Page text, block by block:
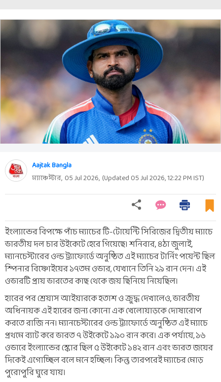
Aajtak Bangla
ম্যাঞ্চেস্টার, 05 Jul 2026, (Updated 05 Jul 2026, 12:22 PMIST)
ইংল্যান্ডের বিপক্ষে পাঁচ ম্যাচের টি-টোয়েন্টি সিরিজের দ্বিতীয় ম্যাচে
ভারতীয় দল চার উইকেটে হেরে গিয়েছে। শনিবার, ৪ঠা জুলাই,
ম্যানচেস্টারের ওল্ড ট্র্যাফোর্ডে অনুষ্ঠিত এই ম্যাচের টার্নিং পয়েন্ট ছিল
স্পিনার বিষ্ণোইয়ের ১৭তম ওভার, যেখানে তিনি ২৯ রান দেন। এই
ওভারটি প্রায় ভারতের কাছ থেকে জয় ছিনিয়ে নিয়েছিল।
হারের পর শ্রেয়াস আইয়ারকে হতাশ ও ক্রুদ্ধ দেখালেও, ভারতীয়
অধিনায়ক এই হারের জন্য কোনো এক খেলোয়াড়কে দোষারোপ
করতে রাজি নন। ম্যানচেস্টারের ওল্ড ট্র্যাফোর্ডে অনুষ্ঠিত এই ম্যাচে
প্রথমে ব্যাট করে ভারত ৭ উইকেটে ১৯০ রান করে। এক পর্যায়ে, ১৬
ওভারে ইংল্যান্ডের স্কোর ছিল ৫ উইকেটে ১৪২ রান এবং ভারত জয়ের
দিকেই এগোচ্ছিল বলে মনে হচ্ছিল। কিন্তু তারপরেই ম্যাচের মোড়
পুরোপুরি ঘুরে যায়।